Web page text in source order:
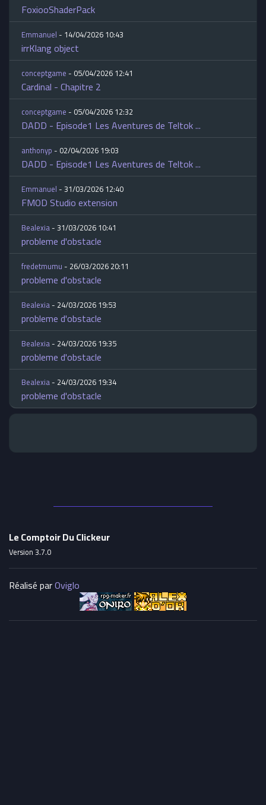
FoxiooShaderPack
Emmanuel- 14/04/2026 10:43
irrKlang object
conceptgame- 05/04/2026 12:41
Cardinal - Chapitre 2
conceptgame- 05/04/2026 12:32
DADD - Episode1 Les Aventures de Teltok ...
anthonyp- 02/04/2026 19:03
DADD - Episode1 Les Aventures de Teltok ...
Emmanuel- 31/03/2026 12:40
FMOD Studio extension
Bealexia- 31/03/2026 10:41
probleme d'obstacle
fredetmumu- 26/03/2026 20:11
probleme d'obstacle
Bealexia- 24/03/2026 19:53
probleme d'obstacle
Bealexia- 24/03/2026 19:35
probleme d'obstacle
Bealexia- 24/03/2026 19:34
probleme d'obstacle
Le Comptoir Du Clickeur
Version 3.7.0
Réalisé parOviglo